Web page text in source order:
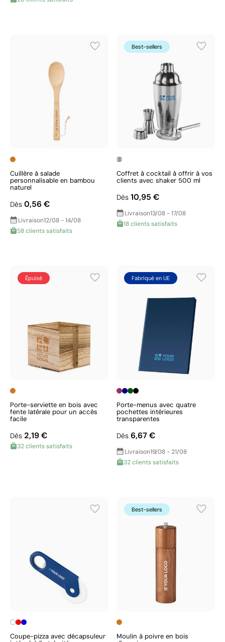
Cuillère à salade
personnalisable en bambou
naturel
Dès 0,56 €
Livraison12/08 - 14/08
58 clients satisfaits
Best-sellers
Coffret à cocktail à offrir à vos
clients avec shaker 500 ml
Dès 10,95 €
Livraison13/08 - 17/08
18 clients satisfaits
Épuisé
Porte-serviette en bois avec
fente latérale pour un accès
facile
Dès 2,19 €
32 clients satisfaits
Fabriqué en UE
Porte-menus avec quatre
pochettes intérieures
transparentes
Dès 6,67 €
Livraison19/08 - 21/08
32 clients satisfaits
Coupe-pizza avec décapsuleur
Best-sellers
Moulin à poivre en bois